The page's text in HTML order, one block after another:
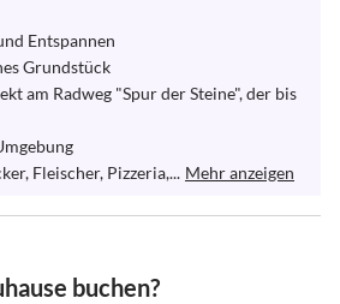
Entspannen
Grundstück
am Radweg "Spur der Steine", der bis
Fleischer, Pizzeria,... Mehr anzeigen
buchen?